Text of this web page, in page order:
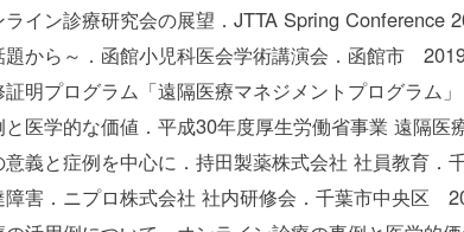
イン診療研究会の展望．JTTA Spring
から～．函館小児科医会学術講演会．函館市
明プログラム「遠隔医療マネジメントプログラ
医学的な価値．平成30年度厚生労働省事業 遠隔
義と症例を中心に．持田製薬株式会社 社員教育
害．ニプロ株式会社 社内研修会．千葉市中央区